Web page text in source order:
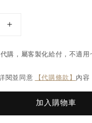
購，屬客製化給付，不適用
閱並同意
【代購條款】 內容
加入購物車